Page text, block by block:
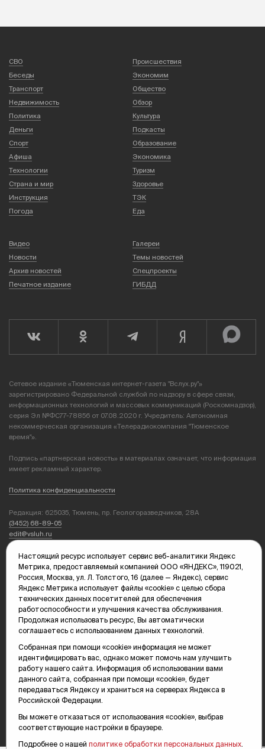
СВО
Происшествия
Беседы
Экономим
Транспорт
Общество
Недвижимость
Обзор
Политика
Культура
Деньги
Подкасты
Спорт
Образование
Афиша
Экономика
Технологии
Туризм
Страна и мир
Здоровье
Инструкция
ТЭК
Погода
Еда
Видео
Галереи
Новости
Темы новостей
Архив новостей
Спецпроекты
Печатное издание
ГИБДД
Сетевое издание «Тюменская интернет-газета "Вслух.ру"»
зарегистрировано Федеральной службой по надзору в сфере связи,
информационных технологий и массовых коммуникаций (Роскомнадзор),
серия Эл №ФС77-78856 от 07.08.2020 г. Учредитель: Автономная
некоммерческая организация «Телерадиокомпания "Тюменское
время"».
Подпись «партнерская новость» в материалах означает, что информация
имеет рекламный характер.
Политика конфиденциальности
Редакция: 625035, Тюмень, пр. Геологоразведчиков, 28А
(3452) 68-89-05
edit@vsluh.ru
Главный редактор: Панкина Т.Ю.
kika@vsluh.ru
По вопросам рекламы:
(3452) 68-89-78
kotovaev@sibinformburo.ru
mim@vsluh.ru
© 2000-2026 Тюменская интернет-газета «Вслух.ру»
Карта сайта
Настоящий ресурс использует сервис веб-аналитики Яндекс
Метрика, предоставляемый компанией ООО «ЯНДЕКС», 119021,
Россия, Москва, ул. Л. Толстого, 16 (далее — Яндекс), сервис
Яндекс Метрика использует файлы «cookie» с целью сбора
технических данных посетителей для обеспечения
работоспособности и улучшения качества обслуживания.
Продолжая использовать ресурс, Вы автоматически
соглашаетесь с использованием данных технологий.
Собранная при помощи «cookie» информация не может
идентифицировать вас, однако может помочь нам улучшить
работу нашего сайта. Информация об использовании вами
данного сайта, собранная при помощи «cookie», будет
передаваться Яндексу и храниться на серверах Яндекса в
Российской Федерации.
Вы можете отказаться от использования «cookie», выбрав
соответствующие настройки в браузере.
Подробнее о нашей политике обработки персональных данных